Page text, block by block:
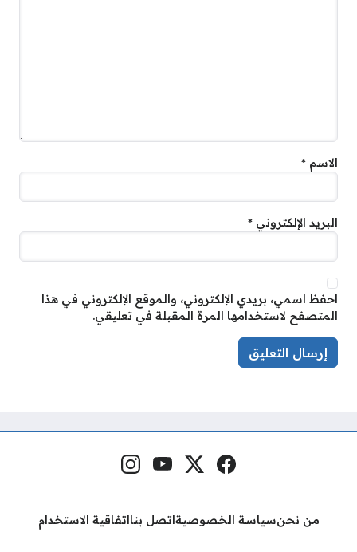
الاسم *
البريد الإلكتروني *
احفظ اسمي، بريدي الإلكتروني، والموقع الإلكتروني في هذا
المتصفح لاستخدامها المرة المقبلة في تعليقي.
مواقع التواصل فيسبوكمنصة إكس
يوتيوبإنستغرام
من نحنسياسة الخصوصيةاتصل بنااتفاقية الاستخدام